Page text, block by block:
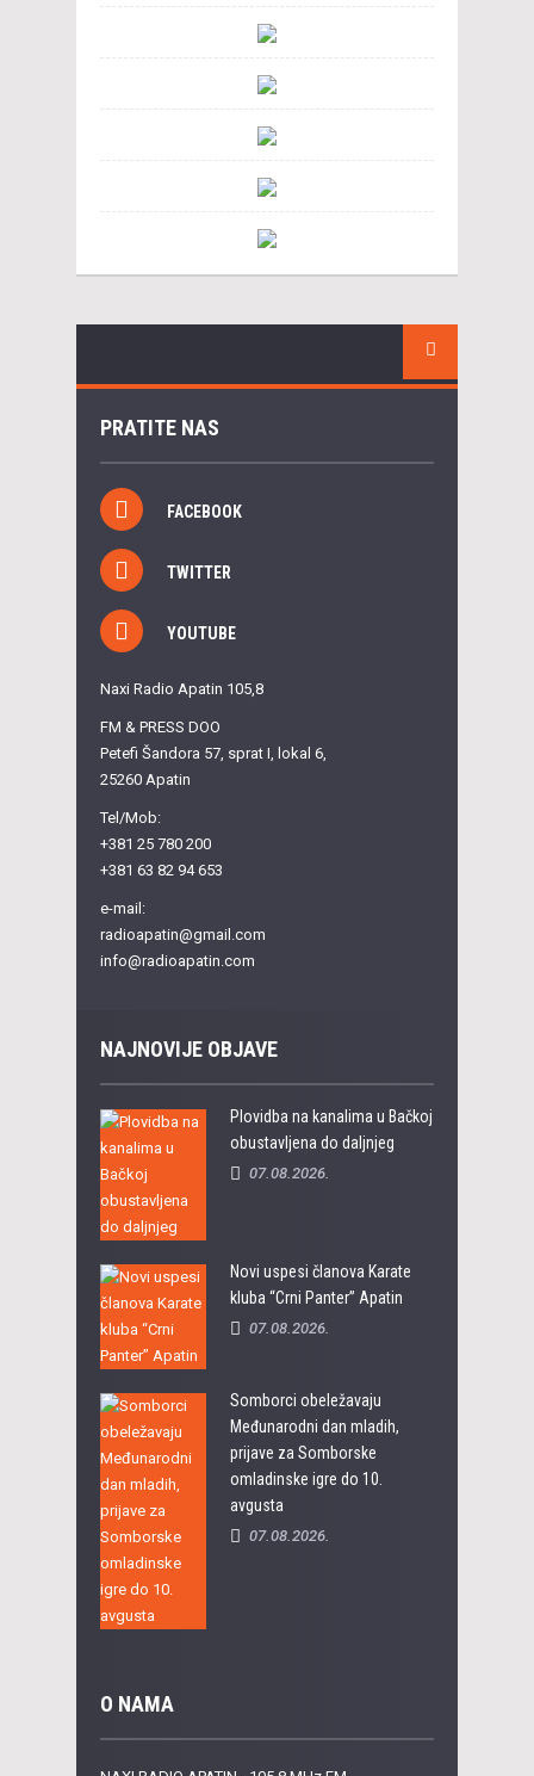
PRATITE NAS
FACEBOOK
TWITTER
YOUTUBE
Naxi Radio Apatin 105,8
FM & PRESS DOO
Petefi Šandora 57, sprat I, lokal 6,
25260 Apatin
Tel/Mob:
+381 25 780 200
+381 63 82 94 653
e-mail:
radioapatin@gmail.com
info@radioapatin.com
NAJNOVIJE OBJAVE
Plovidba na kanalima u Bačkoj
obustavljena do daljnjeg
07.08.2026.
Novi uspesi članova Karate
kluba “Crni Panter” Apatin
07.08.2026.
Somborci obeležavaju
Međunarodni dan mladih,
prijave za Somborske
omladinske igre do 10.
avgusta
07.08.2026.
O NAMA